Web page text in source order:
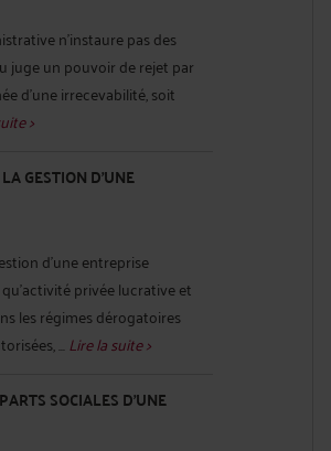
n’instaure pas des
juge un pouvoir de rejet par
d’une irrecevabilité, soit
>
GESTION D’UNE
d’une entreprise
privée lucrative et
les régimes dérogatoires
...Lire la suite >
SOCIALES D’UNE